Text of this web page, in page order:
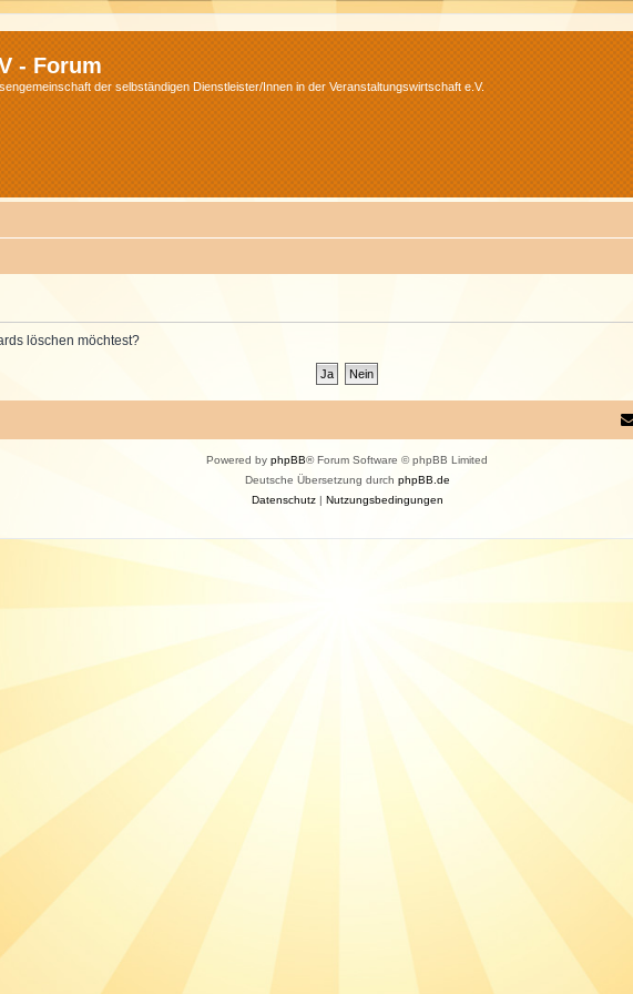
- Forum
der selbständigen Dienstleister/Innen in der Veranstaltungswirtschaft e.V.
löschen möchtest?
Powered by phpBB® Forum Software © phpBB Limited
Deutsche Übersetzung durch phpBB.de
Datenschutz| Nutzungsbedingungen